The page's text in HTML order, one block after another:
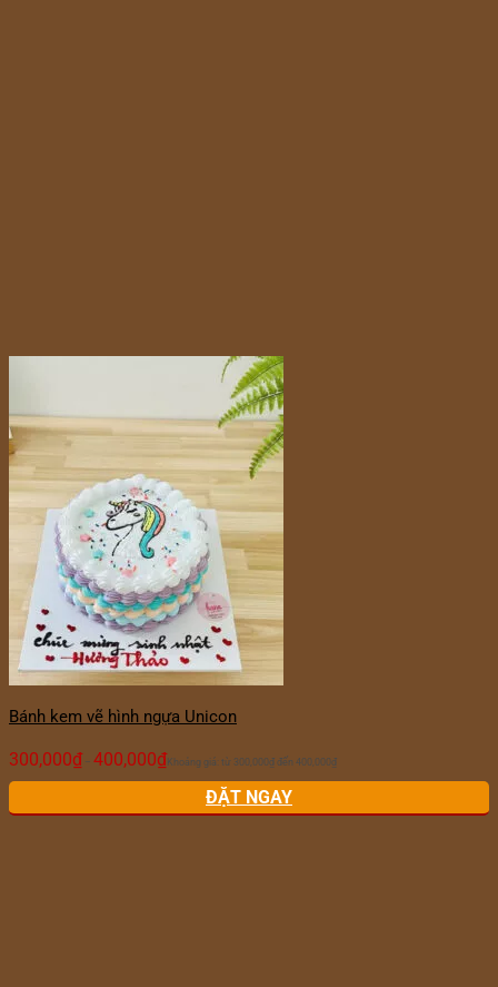
Bánh kem vẽ hình ngựa Unicon
300,000₫ – 400,000₫ Khoảng giá: từ 300,000₫ đến 400,000₫
ĐẶT NGAY